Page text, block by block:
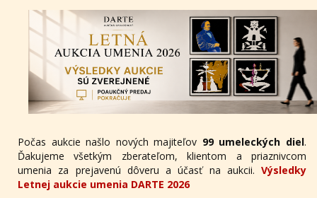
Počas aukcie našlo nových majiteľov 99 umeleckých diel.
Ďakujeme všetkým zberateľom, klientom a priaznivcom
umenia za prejavenú dôveru a účasť na aukcii. Výsledky
Letnej aukcie umenia DARTE 2026